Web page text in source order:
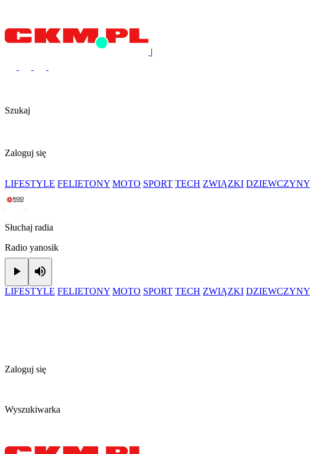
|
Szukaj
Zaloguj się
LIFESTYLE FELIETONY MOTO SPORT TECH ZWIĄZKI DZIEWCZYNY
Słuchaj radia
Radio yanosik
Play
LIFESTYLE FELIETONY MOTO SPORT TECH ZWIĄZKI DZIEWCZYNY
Zaloguj się
Wyszukiwarka